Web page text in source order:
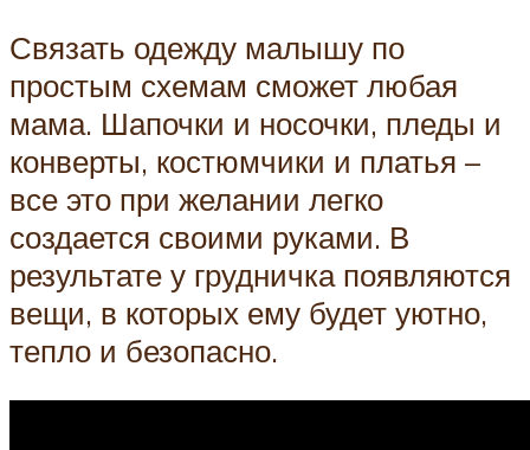
Связать одежду малышу по
простым схемам сможет любая
мама. Шапочки и носочки, пледы и
конверты, костюмчики и платья –
все это при желании легко
создается своими руками. В
результате у грудничка появляются
вещи, в которых ему будет уютно,
тепло и безопасно.